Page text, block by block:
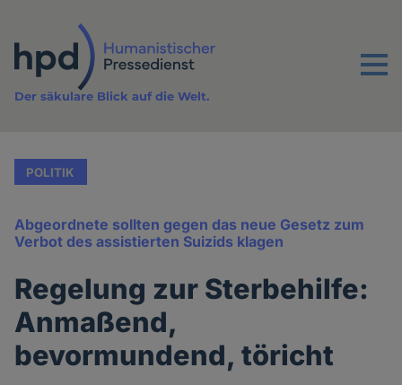
Inhalt
Menu
Der säkulare Blick auf die Welt.
POLITIK
Abgeordnete sollten gegen das neue Gesetz zum
Verbot des assistierten Suizids klagen
Regelung zur Sterbehilfe:
Anmaßend,
bevormundend, töricht